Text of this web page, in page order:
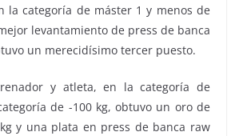
la categoría de máster 1 y menos de
levantamiento de press de banca
un merecidísimo tercer puesto.
y atleta, en la categoría de
de -100 kg, obtuvo un oro de
y una plata en press de banca raw